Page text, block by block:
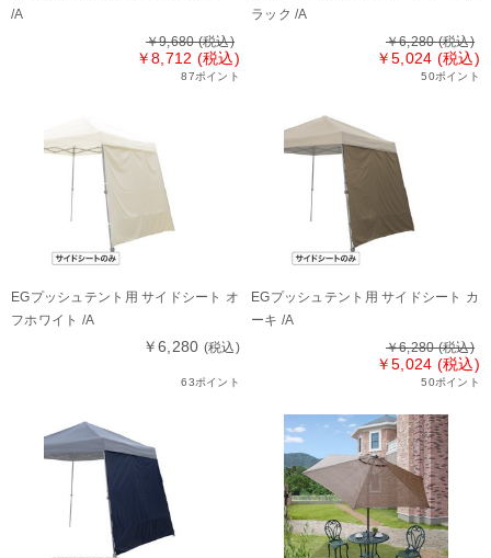
/A
￥9,680(税込)
￥8,712 (税込)
87ポイント
ラック /A
￥6,280(税込)
￥5,024 (税込)
50ポイント
EGプッシュテント用 サイドシート オ
フホワイト /A
￥6,280 (税込)
63ポイント
EGプッシュテント用 サイドシート カ
ーキ /A
￥6,280(税込)
￥5,024 (税込)
50ポイント